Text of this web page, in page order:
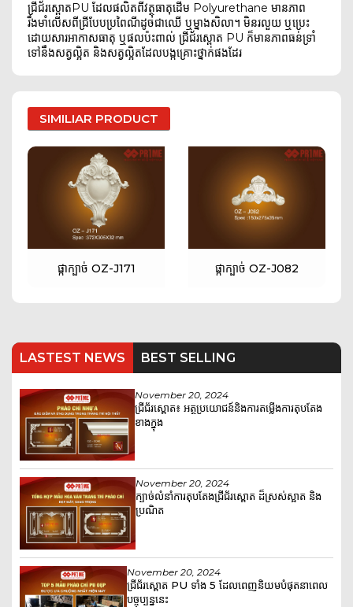
ជ្រីជ័រស្ពោតPU ដែលផលិតពីវត្ថុធាតុដើម Polyurethane មានភាព
រឹងមាំលើសពីជ្រីបែបប្រពៃណីដូចជាឈើ ឬម្នាងសិលា។ មិនរលួយ ឬប្រេះ
ដោយសារអាកាសធាតុ ឬផលប៉ះពាល់ ជ្រីជ័រស្ពោត PU ក៏មានភាពធន់ទ្រាំ
ទៅនឹងសត្វល្អិត និងសត្វល្អិតដែលបង្កគ្រោះថ្នាក់ផងដែរ
SIMILIAR PRODUCT
ផ្កាក្បាច់​ OZ-J171 ផ្កាក្បាច់​ OZ-J082
LASTEST NEWS BEST SELLING
November 20, 2024
ជ្រីជ័រស្ពោត៖ អត្ថប្រយោជន៍និងការតម្លើងការតុបតែង
ខាងក្នុង
November 20, 2024
ក្បាច់លំនាំការតុបតែងជ្រីជ័រស្ពោត ដ៏ស្រស់ស្អាត និង
ប្រណិត
November 20, 2024
ជ្រីជ័រស្ពោត PU ទាំង 5 ដែលពេញនិយមបំផុតនាពេល
បច្ចុប្បន្ននេះ